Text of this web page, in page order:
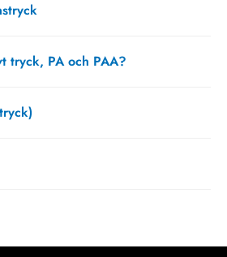
tryck, PA och PAA?